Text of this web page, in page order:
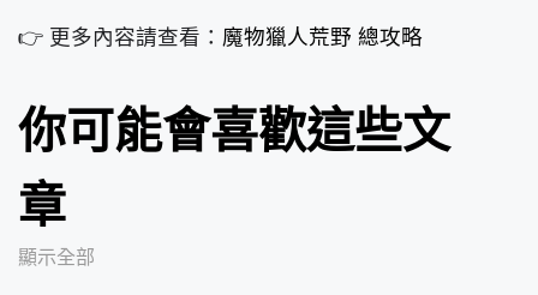
👉 更多內容請查看： 魔物獵人荒野 總攻略
你可能會喜歡這些文
章
顯示全部